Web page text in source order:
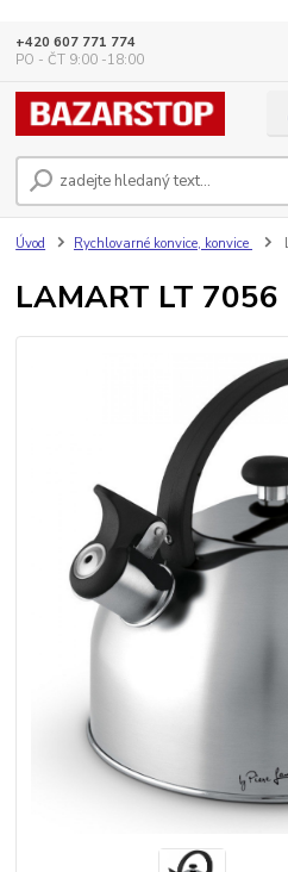
+420 607 771 774
PO - ČT 9:00 -18:00
Úvod Rychlovarné konvice, konvice
LAMART LT 7056